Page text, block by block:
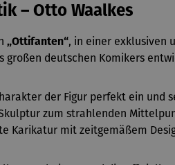
– Otto Waalkes
„Ottifanten“, in einer exklusiven
großen deutschen Komikers
der Figur perfekt ein
zum strahlenden
Karikatur mit zeitgemäßem